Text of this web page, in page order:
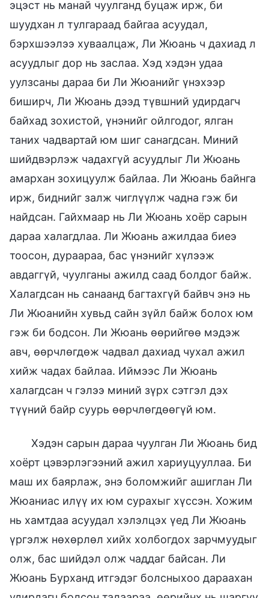
эцэст нь манай чуулганд буцаж ирж, би
шуудхан л тулгараад байгаа асуудал,
бэрхшээлээ хуваалцаж, Ли Жюань ч дахиад л
асуудлыг дор нь заслаа. Хэд хэдэн удаа
уулзсаны дараа би Ли Жюанийг үнэхээр
биширч, Ли Жюань дээд түвшний удирдагч
байхад зохистой, үнэнийг ойлгодог, ялган
таних чадвартай юм шиг санагдсан. Миний
шийдвэрлэж чадахгүй асуудлыг Ли Жюань
амархан зохицуулж байлаа. Ли Жюань байнга
ирж, биднийг залж чиглүүлж чадна гэж би
найдсан. Гайхмаар нь Ли Жюань хоёр сарын
дараа халагдлаа. Ли Жюань ажилдаа биеэ
тоосон, дураараа, бас үнэнийг хүлээж
авдаггүй, чуулганы ажилд саад болдог байж.
Халагдсан нь санаанд багтахгүй байвч энэ нь
Ли Жюанийн хувьд сайн зүйл байж болох юм
гэж би бодсон. Ли Жюань өөрийгөө мэдэж
авч, өөрчлөгдөж чадвал дахиад чухал ажил
хийж чадах байлаа. Иймээс Ли Жюань
халагдсан ч гэлээ миний зүрх сэтгэл дэх
түүний байр суурь өөрчлөгдөөгүй юм.
Хэдэн сарын дараа чуулган Ли Жюань бид
хоёрт цэвэрлэгээний ажил хариуцууллаа. Би
маш их баярлаж, энэ боломжийг ашиглан Ли
Жюаниас илүү их юм сурахыг хүссэн. Хожим
нь хамтдаа асуудал хэлэлцэх үед Ли Жюань
үргэлж нөхөрлөл хийх холбогдох зарчмуудыг
олж, бас шийдэл олж чаддаг байсан. Ли
Жюань Бурханд итгэдэг болсныхоо дараахан